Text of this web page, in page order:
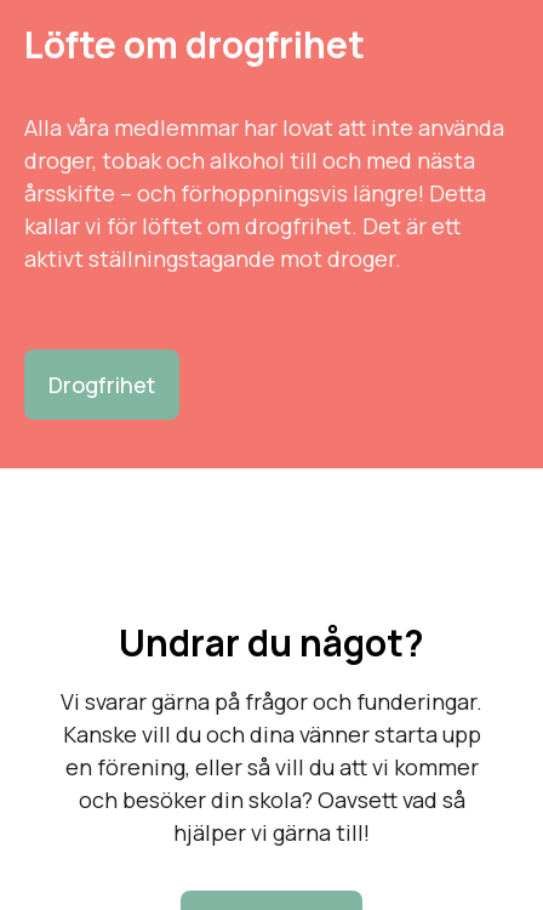
Löfte om drogfrihet
Alla våra medlemmar har lovat att inte använda
droger, tobak och alkohol till och med nästa
årsskifte – och förhoppningsvis längre! Detta
kallar vi för löftet om drogfrihet. Det är ett
aktivt ställningstagande mot droger.
Drogfrihet
Undrar du något?
Vi svarar gärna på frågor och funderingar.
Kanske vill du och dina vänner starta upp
en förening, eller så vill du att vi kommer
och besöker din skola? Oavsett vad så
hjälper vi gärna till!